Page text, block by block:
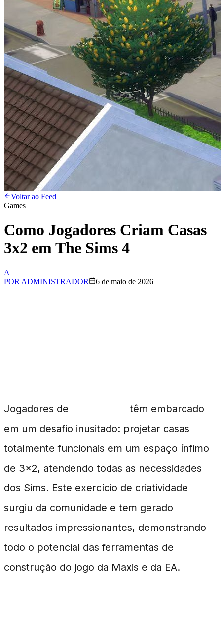
Voltar ao Feed
Games
Como Jogadores Criam Casas
3x2 em The Sims 4
A
POR ADMINISTRADOR 6 de maio de 2026
Jogadores de
têm embarcado
em um desafio inusitado: projetar casas
totalmente funcionais em um espaço ínfimo
de 3x2, atendendo todas as necessidades
dos Sims. Este exercício de criatividade
surgiu da comunidade e tem gerado
resultados impressionantes, demonstrando
todo o potencial das ferramentas de
construção do jogo da Maxis e da EA.